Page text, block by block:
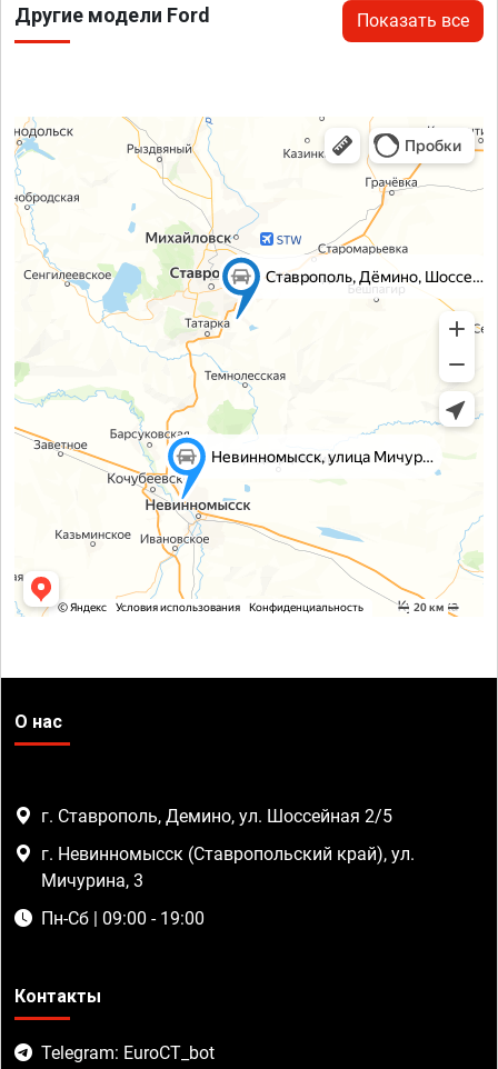
Другие модели Ford Показать все
О нас
г. Ставрополь, Демино, ул. Шоссейная 2/5
г. Невинномысск (Ставропольский край), ул.
Мичурина, 3
Пн-Сб | 09:00 - 19:00
Контакты
Telegram: EuroCT_bot